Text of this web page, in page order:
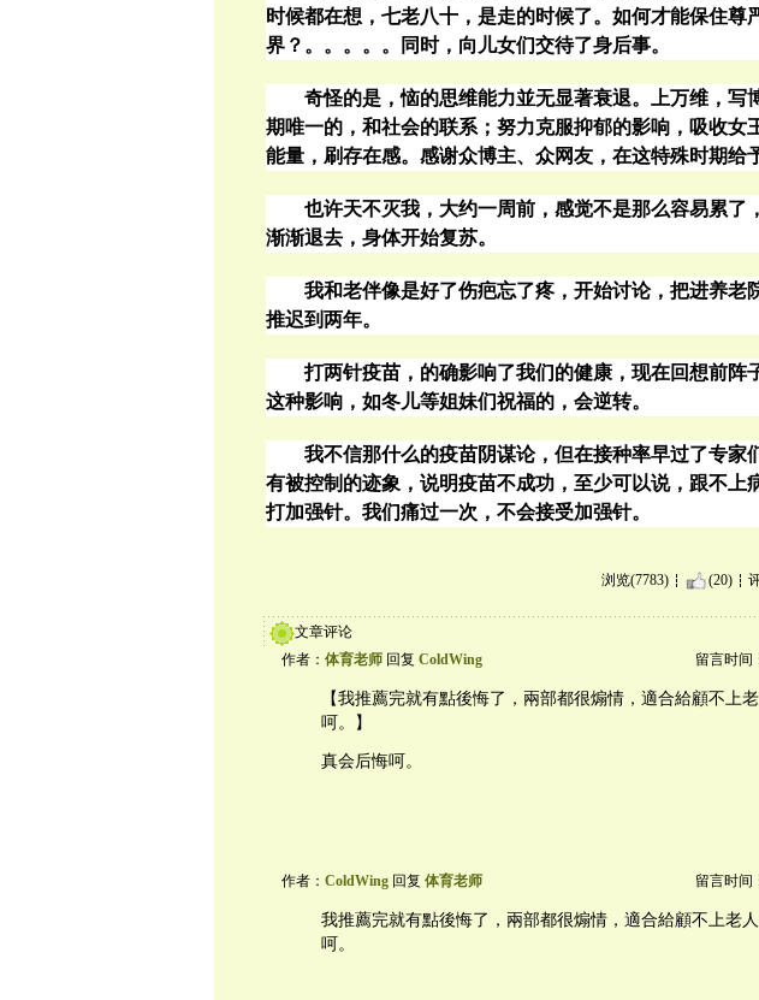
时候都在想，七老八十，是走的时候了。如何才能保住尊
界？。。。。。同时，向儿女们交待了身后事。
奇怪的是，恼的思维能力並无显著衰退。上万维，写
期唯一的，和社会的联系；努力克服抑郁的影响，吸收女
能量，刷存在感。感谢众博主、众网友，在这特殊时期给
也许天不灭我，大约一周前，感觉不是那么容易累了
渐渐退去，身体开始复苏。
我和老伴像是好了伤疤忘了疼，开始讨论，把进养老
推迟到两年。
打两针疫苗，的确影响了我们的健康，现在回想前阵
这种影响，如冬儿等姐妹们祝福的，会逆转。
我不信那什么的疫苗阴谋论，但在接种率早过了专家
有被控制的迹象，说明疫苗不成功，至少可以说，跟不上
打加强针。我们痛过一次，不会接受加强针。
浏览(7783) (20)
文章评论
作者： 体育老师回复 ColdWing 留言时间
【我推薦完就有點後悔了，兩部都很煽情，適合給顧不上
呵。】
真会后悔呵。
作者： ColdWing回复 体育老师 留言时间
我推薦完就有點後悔了，兩部都很煽情，適合給顧不上老
呵。